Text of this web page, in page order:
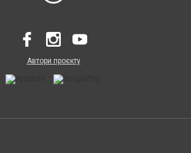
Автори проєкту